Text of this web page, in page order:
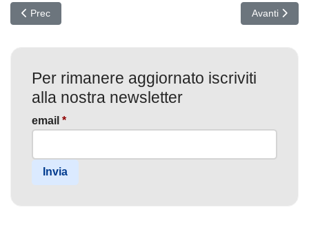
Articolo precedente: Apple Rilascia Aggiornamento Critico:
Prec Articolo
Avanti
Per rimanere aggiornato iscriviti
alla nostra newsletter
email *
Invia